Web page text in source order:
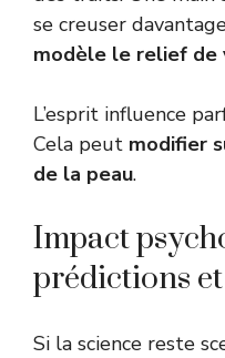
se creuser
modèle le relief de
L’esprit influence
Cela peut modifier
de la peau.
Impact
prédictions
Si la science reste